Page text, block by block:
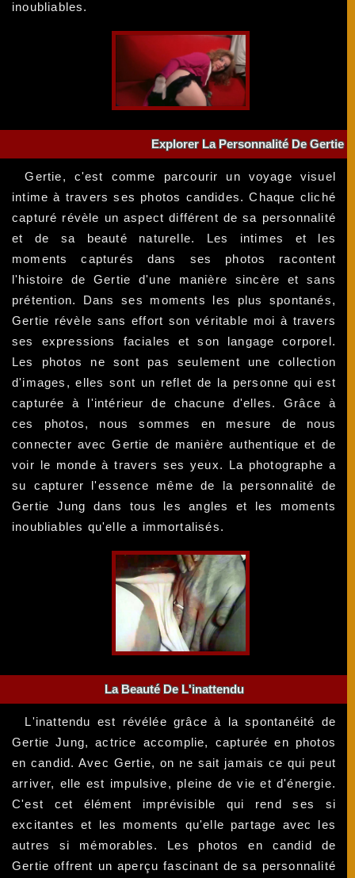
inoubliables.
Explorer La Personnalité De Gertie
Gertie, c'est comme parcourir un voyage visuel
intime à travers ses photos candides. Chaque cliché
capturé révèle un aspect différent de sa personnalité
et de sa beauté naturelle. Les intimes et les
moments capturés dans ses photos racontent
l'histoire de Gertie d'une manière sincère et sans
prétention. Dans ses moments les plus spontanés,
Gertie révèle sans effort son véritable moi à travers
ses expressions faciales et son langage corporel.
Les photos ne sont pas seulement une collection
d'images, elles sont un reflet de la personne qui est
capturée à l'intérieur de chacune d'elles. Grâce à
ces photos, nous sommes en mesure de nous
connecter avec Gertie de manière authentique et de
voir le monde à travers ses yeux. La photographe a
su capturer l'essence même de la personnalité de
Gertie Jung dans tous les angles et les moments
inoubliables qu'elle a immortalisés.
La Beauté De L'inattendu
L'inattendu est révélée grâce à la spontanéité de
Gertie Jung, actrice accomplie, capturée en photos
en candid. Avec Gertie, on ne sait jamais ce qui peut
arriver, elle est impulsive, pleine de vie et d'énergie.
C'est cet élément imprévisible qui rend ses si
excitantes et les moments qu'elle partage avec les
autres si mémorables. Les photos en candid de
Gertie offrent un aperçu fascinant de sa personnalité